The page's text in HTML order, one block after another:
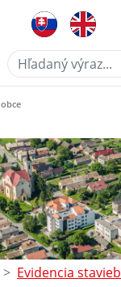
Hľadaný výraz...
Evidencia stavieb